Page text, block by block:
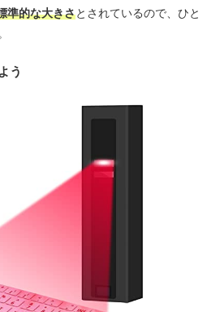
準的な大きさとされているので、ひと
う